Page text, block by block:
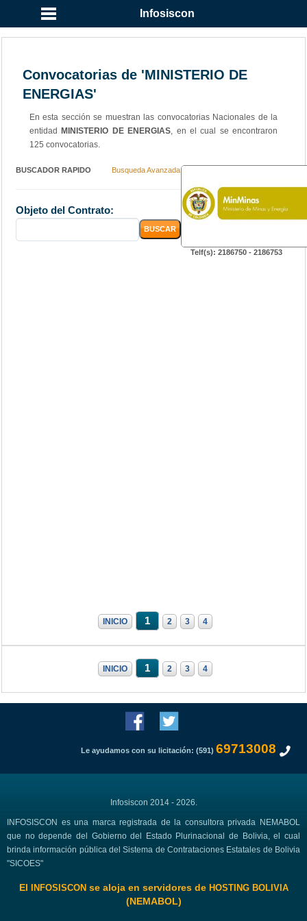
Infosiscon
Convocatorias de 'MINISTERIO DE
ENERGIAS'
En esta sección se muestran las convocatorias Nacionales de la
entidad
MINISTERIO DE ENERGIAS, en el cual se encontraron
125 convocatorias.
BUSCADOR RAPIDO Busqueda Avanzada
Objeto del Contrato:
Telf(s): 2186750 - 2186753
INICIO 1 2 3 4
INICIO 1 2 3 4
Le ayudamos con su licitación: (591) 69713008
Infosiscon 2014 - 2026.
INFOSISCON es una marca registrada de la consultora privada NEMABOL
que no depende del Gobierno del Estado Plurinacional de Bolivia, el cual
brinda información pública del Sistema de Contrataciones Estatales de Bolivia
"SICOES"
El INFOSISCONse aloja en servidores de HOSTING BOLIVIA
(NEMABOL)